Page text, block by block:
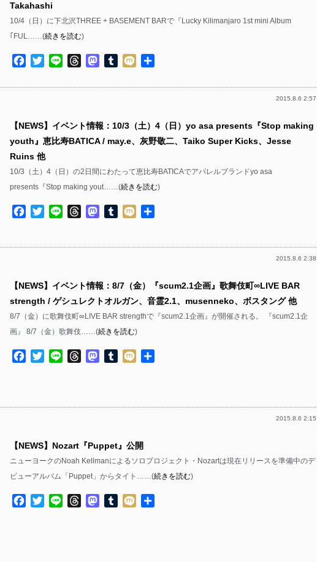
Takahashi
10/4（日）に下北沢THREE + BASEMENT BARで『Lucky Kilimanjaro 1st mini Album
｢FUL……(続きを読む)
Facebook
TwitterLine ThreadsMastodon
TumblrMixi
2015.8.6 2:57
【NEWS】イベント情報：10/3（土）4（日）yo asa presents『Stop making
youth』恵比寿BATICA / may.e、灰野敬二、Taiko Super Kicks、Jesse
Ruins 他
10/3（土）4（日）の2日間にわたって恵比寿BATICAでアパレルブランドyo asa
presents『Stop making yout……(続きを読む)
Facebook
TwitterLine ThreadsMastodon
TumblrMixi
2015.8.6 2:38
【NEWS】イベント情報：8/7（金）『scum2.1企画』歌舞伎町∞LIVE BAR
strength / ゲシュレクトオルガン、音霊2.1、musenneko、ボスタング 他
8/7（金）に歌舞伎町∞LIVE BAR strengthで『scum2.1企画』が開催される。 『scum2.1企
画』 8/7（金）歌舞伎……(続きを読む)
Facebook
TwitterLine ThreadsMastodon
TumblrMixi
2015.8.6 2:15
【NEWS】Nozart『Puppet』公開
ニューヨークのNoah Kellmanによるソロプロジェクト・Nozartは現在リリースを準備中のデ
ビューアルバム「Puppet」からタイト……(続きを読む)
Facebook
TwitterLine ThreadsMastodon
TumblrMixi